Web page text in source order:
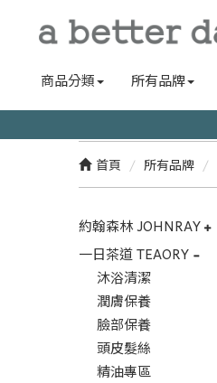
商品分類 所有品牌
首頁
所有品牌
約翰森林 JOHNRAY
一日茶道 TEAORY
沐浴清潔
潤膚保養
臉部保養
頭皮髮絲
精油專區